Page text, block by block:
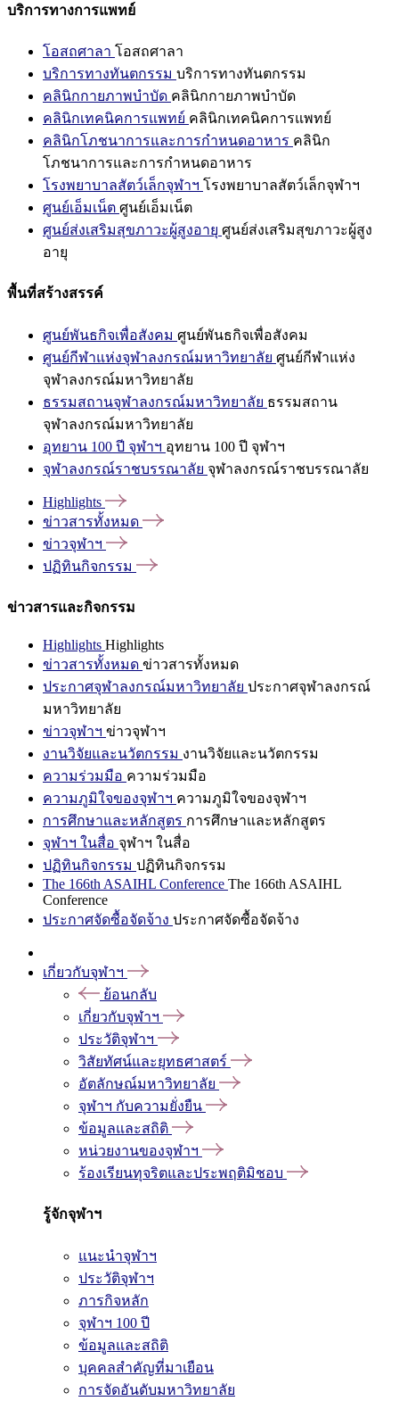
บริการทางการแพทย์
โอสถศาลา โอสถศาลา
บริการทางทันตกรรม บริการทางทันตกรรม
คลินิกกายภาพบำบัด คลินิกกายภาพบำบัด
คลินิกเทคนิคการแพทย์ คลินิกเทคนิคการแพทย์
คลินิกโภชนาการและการกำหนดอาหาร คลินิก
โภชนาการและการกำหนดอาหาร
โรงพยาบาลสัตว์เล็กจุฬาฯ โรงพยาบาลสัตว์เล็กจุฬาฯ
ศูนย์เอ็มเน็ต ศูนย์เอ็มเน็ต
ศูนย์ส่งเสริมสุขภาวะผู้สูงอายุ ศูนย์ส่งเสริมสุขภาวะผู้สูง
อายุ
พื้นที่สร้างสรรค์
ศูนย์พันธกิจเพื่อสังคม ศูนย์พันธกิจเพื่อสังคม
ศูนย์กีฬาแห่งจุฬาลงกรณ์มหาวิทยาลัย ศูนย์กีฬาแห่ง
จุฬาลงกรณ์มหาวิทยาลัย
ธรรมสถานจุฬาลงกรณ์มหาวิทยาลัย ธรรมสถาน
จุฬาลงกรณ์มหาวิทยาลัย
อุทยาน 100 ปี จุฬาฯ อุทยาน 100 ปี จุฬาฯ
จุฬาลงกรณ์ราชบรรณาลัย จุฬาลงกรณ์ราชบรรณาลัย
Highlights
ข่าวสารทั้งหมด
ข่าวจุฬาฯ
ปฏิทินกิจกรรม
ข่าวสารและกิจกรรม
Highlights Highlights
ข่าวสารทั้งหมด ข่าวสารทั้งหมด
ประกาศจุฬาลงกรณ์มหาวิทยาลัย ประกาศจุฬาลงกรณ์
มหาวิทยาลัย
ข่าวจุฬาฯ ข่าวจุฬาฯ
งานวิจัยและนวัตกรรม งานวิจัยและนวัตกรรม
ความร่วมมือ ความร่วมมือ
ความภูมิใจของจุฬาฯ ความภูมิใจของจุฬาฯ
การศึกษาและหลักสูตร การศึกษาและหลักสูตร
จุฬาฯ ในสื่อ จุฬาฯ ในสื่อ
ปฏิทินกิจกรรม ปฏิทินกิจกรรม
The 166th ASAIHL Conference The 166th ASAIHL
Conference
ประกาศจัดซื้อจัดจ้าง ประกาศจัดซื้อจัดจ้าง
เกี่ยวกับจุฬาฯ
ย้อนกลับ
เกี่ยวกับจุฬาฯ
ประวัติจุฬาฯ
วิสัยทัศน์และยุทธศาสตร์
อัตลักษณ์มหาวิทยาลัย
จุฬาฯ กับความยั่งยืน
ข้อมูลและสถิติ
หน่วยงานของจุฬาฯ
ร้องเรียนทุจริตและประพฤติมิชอบ
รู้จักจุฬาฯ
แนะนำจุฬาฯ
ประวัติจุฬาฯ
ภารกิจหลัก
จุฬาฯ 100 ปี
ข้อมูลและสถิติ
บุคคลสำคัญที่มาเยือน
การจัดอันดับมหาวิทยาลัย